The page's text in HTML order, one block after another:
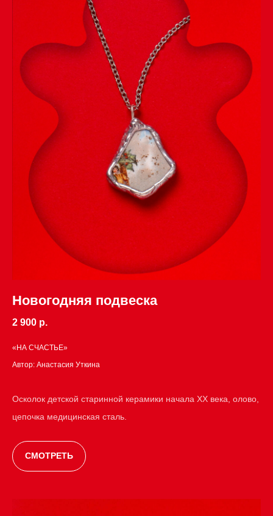
Новогодняя подвеска
2 900 р.
«НА СЧАСТЬЕ»
Автор: Анастасия Уткина
Осколок детской старинной керамики начала XX века, олово,
цепочка медицинская сталь.
СМОТРЕТЬ